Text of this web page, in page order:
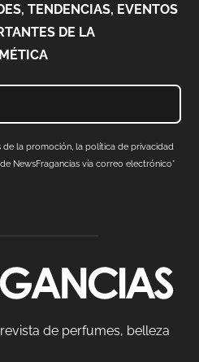
TENDENCIAS, EVENTOS
DE LA
de la promoción, la política de privacidad
NewsFragancias vía correo electrónico*
de perfumes, belleza